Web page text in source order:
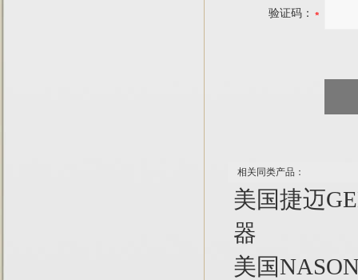
验证码：
相关同类产品：
美国捷迈
器
美国